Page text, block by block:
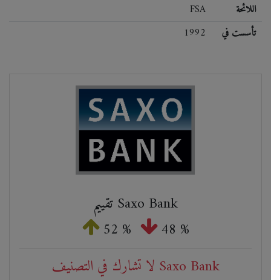
FSA
اللائحة
1992
تأسست في
تقييم Saxo Bank
52 % 48 %
لا تشارك في التصنيف Saxo Bank